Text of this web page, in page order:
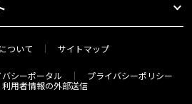
ついて サイトマップ
バシーポータル
プライバシーポリシー
利用者情報の外部送信